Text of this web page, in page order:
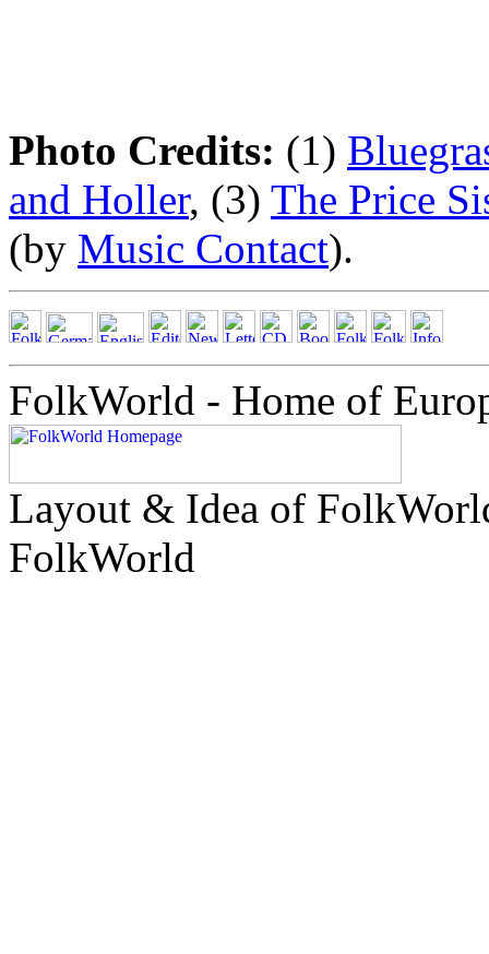
Photo Credits: (1)
and Holler, (3) The Price
(by Music Contact).
FolkWorld - Home of
Layout & Idea of
FolkWorld